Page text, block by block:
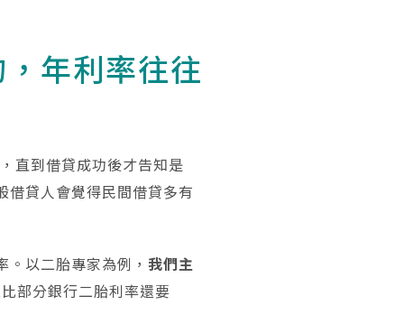
年利率往往
直到借貸成功後才告知是
貸人會覺得民間借貸多有
。以二胎專家為例，我們主
部分銀行二胎利率還要